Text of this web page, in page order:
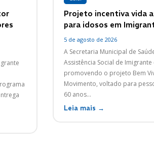
Projeto incentiva vida
para idosos em
5 de agosto de 2026
A Secretaria Municipal de
Assistência Social de Imigrante
promovendo o projeto Bem
Movimento, voltado para
60 anos...
Leia mais →